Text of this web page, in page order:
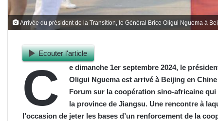
Arrivée du président de la Transition, le Général Brice Oligui Nguema à
Ecouter l'article
C
e dimanche 1er septembre 2024, le
Oligui Nguema est arrivé à Beijing en
Forum sur la coopération sino-africaine
la province de Jiangsu. Une rencontre à
l’occasion de jeter les bases d’un renforcement de la